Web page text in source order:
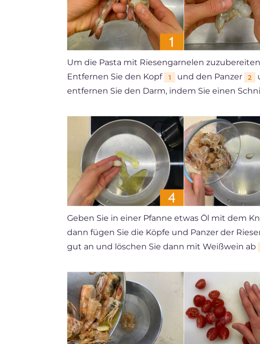
Um die Pasta mit Riesengarnelen
Entfernen Sie den Kopf
1 und den Panzer 2
entfernen Sie den Darm, indem Sie einen
Geben Sie in einer Pfanne etwas Öl mit dem
dann fügen Sie die Köpfe und Panzer der
gut an und löschen Sie dann mit Weißwein ab